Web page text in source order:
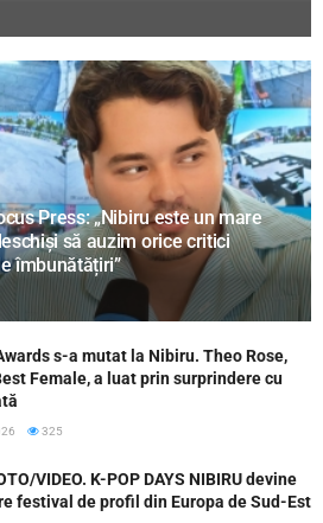
Press: „Nibiru este un mare
să auzim orice critici
îmbunătățiri”
s-a mutat la Nibiru. Theo Rose,
Female, a luat prin surprindere cu
325
VIDEO. K-POP DAYS NIBIRU devine
festival de profil din Europa de Sud-Est